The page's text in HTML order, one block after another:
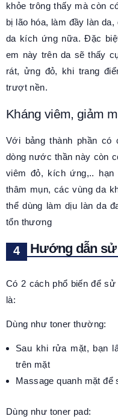
khỏe trông thấy mà còn
bị lão hóa, làm đầy làn
da kích ứng nữa. Đặc
em này trên da sẽ thấy
rát, ửng đỏ, khi trang
trượt nền.
Kháng viêm, giảm
Với bảng thành phần có
dòng nước thần này còn
viêm đỏ, kích ứng,.. hạn
thâm mụn, các vùng da
thể dùng làm dịu làn da
tổn thương
Hướng dẫn sử
Có 2 cách phổ biến để
là:
Dùng như toner thường:
Sau khi rửa mặt, bạn
trên mặt
Massage quanh mặt
Dùng như toner pad: